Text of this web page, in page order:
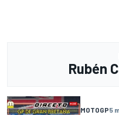
Rubén
MOTOGP5